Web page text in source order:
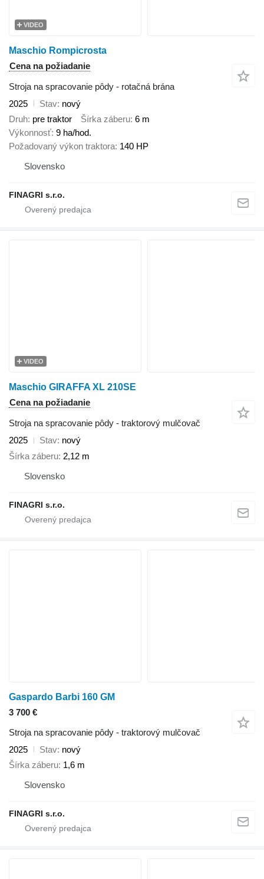
VIDEO
Maschio Rompicrosta
Cena na požiadanie
Stroja na spracovanie pôdy - rotačná brána
2025
Stav nový
Druh pre traktor Šírka záberu 6 m
Výkonnosť 9 ha/hod.
Požadovaný výkon traktora 140 HP
Slovensko
FINAGRI s.r.o.
VIDEO
Maschio GIRAFFA XL 210SE
Cena na požiadanie
Stroja na spracovanie pôdy - traktorový mulčovač
2025
Stav nový
Šírka záberu 2,12 m
Slovensko
FINAGRI s.r.o.
Gaspardo Barbi 160 GM
3 700 €
Stroja na spracovanie pôdy - traktorový mulčovač
2025
Stav nový
Šírka záberu 1,6 m
Slovensko
FINAGRI s.r.o.